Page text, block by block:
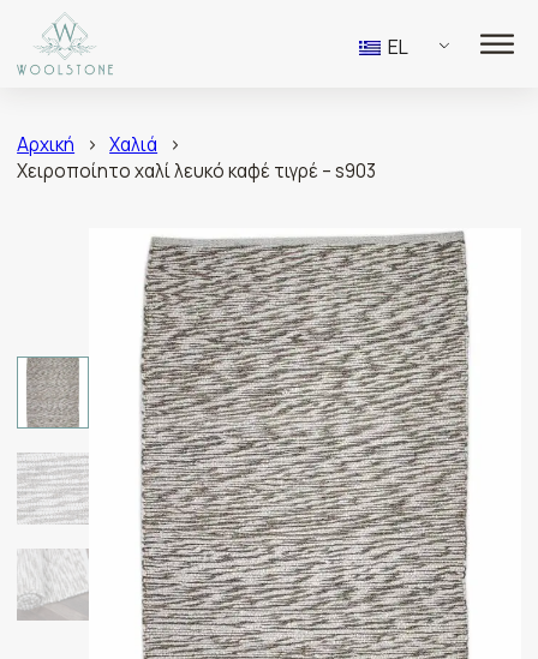
EL
Αρχική > Χαλιά
>
Χειροποίητο χαλί λευκό καφέ τιγρέ – s903